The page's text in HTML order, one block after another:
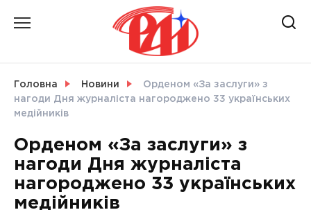
СВІТ
УКРАЇНА
Головна Новини
Орденом «За заслуги» з
нагоди Дня журналіста нагороджено 33 українських
медійників
Орденом «За заслуги» з
нагоди Дня журналіста
нагороджено 33 українських
медійників